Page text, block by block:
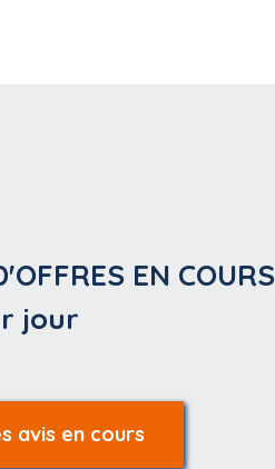
EN COURS
jour
avis en cours